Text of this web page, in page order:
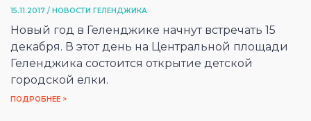
15.11.2017 / НОВОСТИ ГЕЛЕНДЖИКА
Новый год в Геленджике начнут встречать 15
декабря. В этот день на Центральной площади
Геленджика состоится открытие детской
городской елки.
ПОДРОБНЕЕ >